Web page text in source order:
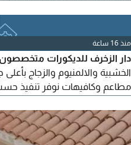
منذ 16 ساعة
دار الزخرف للديكورات
الخشبية والالمنيوم والزجاج
مطاعم وكافيهات نوفر تنفيذ
ممتازة وأسعار منافسة، مع
المقاولين وشركات المقاولات
تواصل معنا الآن لطلب معاينة